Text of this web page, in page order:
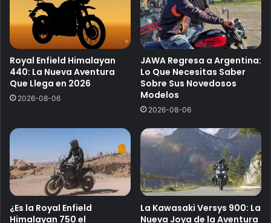
Royal Enfield Himalayan
440: La Nueva Aventura
Que Llega en 2026
2026-08-06
JAWA Regresa a Argentina:
Lo Que Necesitas Saber
Sobre Sus Novedosos
Modelos
2026-08-06
¿Es la Royal Enfield
Himalayan 750 el
La Kawasaki Versys 900: La
Nueva Joya de la Aventura